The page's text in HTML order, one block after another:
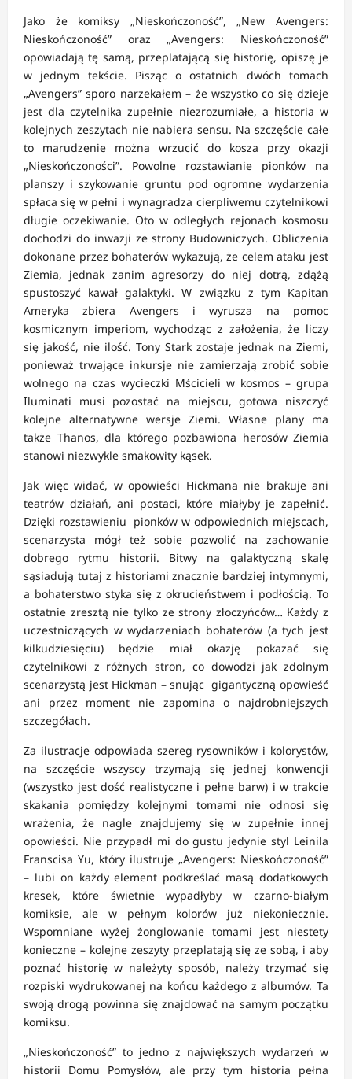
Jako że komiksy „Nieskończoność”, „New Avengers:
Nieskończoność” oraz „Avengers: Nieskończoność”
opowiadają tę samą, przeplatającą się historię, opiszę je
w jednym tekście. Pisząc o ostatnich dwóch tomach
„Avengers” sporo narzekałem – że wszystko co się dzieje
jest dla czytelnika zupełnie niezrozumiałe, a historia w
kolejnych zeszytach nie nabiera sensu. Na szczęście całe
to marudzenie można wrzucić do kosza przy okazji
„Nieskończoności”. Powolne rozstawianie pionków na
planszy i szykowanie gruntu pod ogromne wydarzenia
spłaca się w pełni i wynagradza cierpliwemu czytelnikowi
długie oczekiwanie. Oto w odległych rejonach kosmosu
dochodzi do inwazji ze strony Budowniczych. Obliczenia
dokonane przez bohaterów wykazują, że celem ataku jest
Ziemia, jednak zanim agresorzy do niej dotrą, zdążą
spustoszyć kawał galaktyki. W związku z tym Kapitan
Ameryka zbiera Avengers i wyrusza na pomoc
kosmicznym imperiom, wychodząc z założenia, że liczy
się jakość, nie ilość. Tony Stark zostaje jednak na Ziemi,
ponieważ trwające inkursje nie zamierzają zrobić sobie
wolnego na czas wycieczki Mścicieli w kosmos – grupa
Iluminati musi pozostać na miejscu, gotowa niszczyć
kolejne alternatywne wersje Ziemi. Własne plany ma
także Thanos, dla którego pozbawiona herosów Ziemia
stanowi niezwykle smakowity kąsek.
Jak więc widać, w opowieści Hickmana nie brakuje ani
teatrów działań, ani postaci, które miałyby je zapełnić.
Dzięki rozstawieniu pionków w odpowiednich miejscach,
scenarzysta mógł też sobie pozwolić na zachowanie
dobrego rytmu historii. Bitwy na galaktyczną skalę
sąsiadują tutaj z historiami znacznie bardziej intymnymi,
a bohaterstwo styka się z okrucieństwem i podłością. To
ostatnie zresztą nie tylko ze strony złoczyńców… Każdy z
uczestniczących w wydarzeniach bohaterów (a tych jest
kilkudziesięciu) będzie miał okazję pokazać się
czytelnikowi z różnych stron, co dowodzi jak zdolnym
scenarzystą jest Hickman – snując gigantyczną opowieść
ani przez moment nie zapomina o najdrobniejszych
szczegółach.
Za ilustracje odpowiada szereg rysowników i kolorystów,
na szczęście wszyscy trzymają się jednej konwencji
(wszystko jest dość realistyczne i pełne barw) i w trakcie
skakania pomiędzy kolejnymi tomami nie odnosi się
wrażenia, że nagle znajdujemy się w zupełnie innej
opowieści. Nie przypadł mi do gustu jedynie styl Leinila
Franscisa Yu, który ilustruje „Avengers: Nieskończoność”
– lubi on każdy element podkreślać masą dodatkowych
kresek, które świetnie wypadłyby w czarno-białym
komiksie, ale w pełnym kolorów już niekoniecznie.
Wspomniane wyżej żonglowanie tomami jest niestety
konieczne – kolejne zeszyty przeplatają się ze sobą, i aby
poznać historię w należyty sposób, należy trzymać się
rozpiski wydrukowanej na końcu każdego z albumów. Ta
swoją drogą powinna się znajdować na samym początku
komiksu.
„Nieskończoność” to jedno z największych wydarzeń w
historii Domu Pomysłów, ale przy tym historia pełna